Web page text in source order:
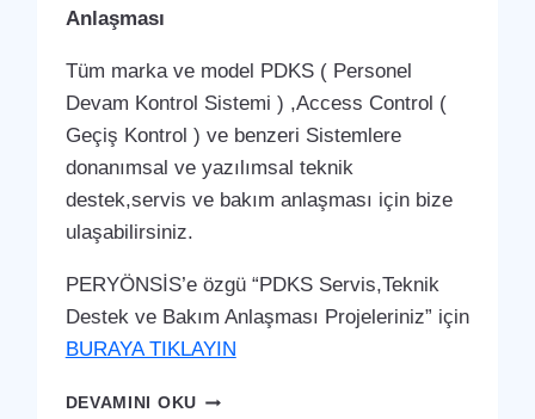
Anlaşması
Tüm marka ve model PDKS ( Personel
Devam Kontrol Sistemi ) ,Access Control (
Geçiş Kontrol ) ve benzeri Sistemlere
donanımsal ve yazılımsal teknik
destek,servis ve bakım anlaşması için bize
ulaşabilirsiniz.
PERYÖNSİS’e özgü “PDKS Servis,Teknik
Destek ve Bakım Anlaşması Projeleriniz” için
BURAYA TIKLAYIN
DEVAMINI OKUBAYAT